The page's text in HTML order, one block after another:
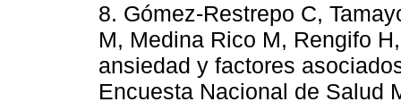
8. Gómez-Restrepo C,
M, Medina Rico M, Rengifo
ansiedad y factores
Encuesta Nacional de Salud